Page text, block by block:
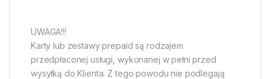
UWAGA!!!
Karty lub zestawy prepaid są rodzajem
przedpłaconej usługi, wykonanej w pełni przed
wysyłką do Klienta. Z tego powodu nie podlegają